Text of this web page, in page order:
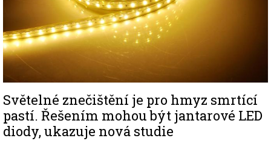
Světelné znečištění je pro hmyz smrtící
pastí. Řešením mohou být jantarové LED
diody, ukazuje nová studie